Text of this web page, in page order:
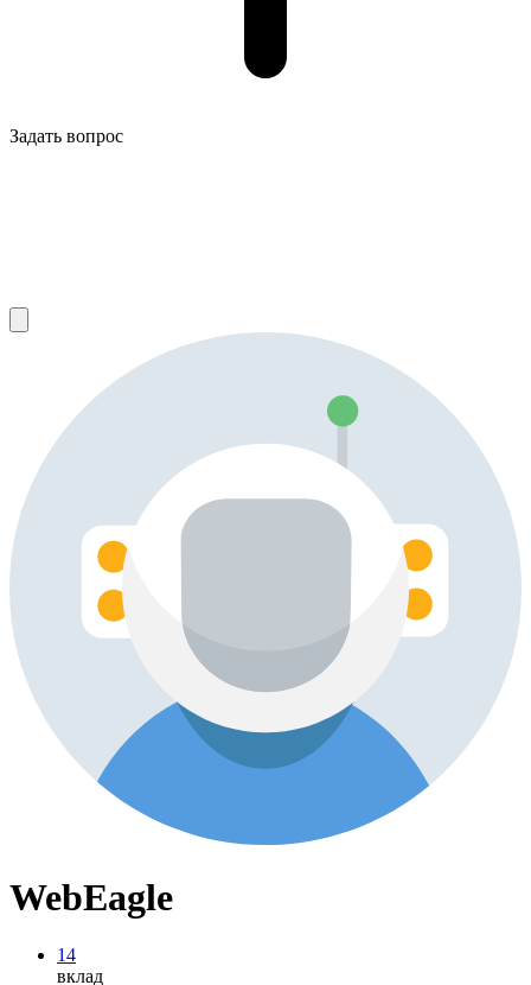
Задать вопрос
WebEagle
14
вклад